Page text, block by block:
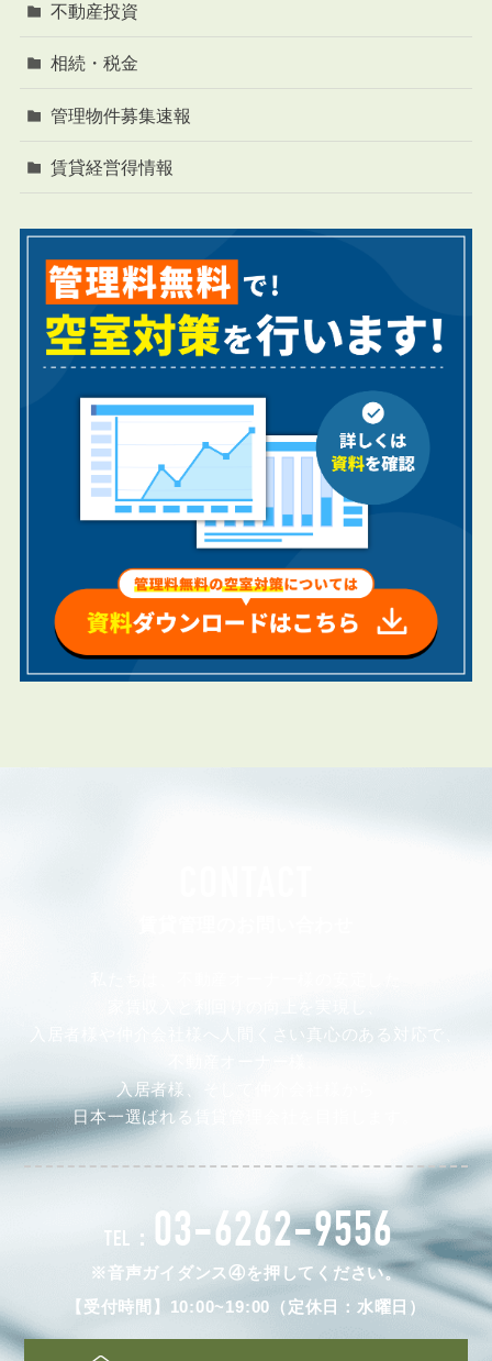
不動産投資
相続・税金
管理物件募集速報
賃貸経営得情報
入居者様や仲介会社様へ人間くさい真心のある対応で、
入居者様、そして仲介会社様から
日本一選ばれる賃貸管理会社を目指します。
TEL： 03-6262-9556
※音声ガイダンス④を押してください。
【受付時間】10:00~19:00（定休日：水曜日）